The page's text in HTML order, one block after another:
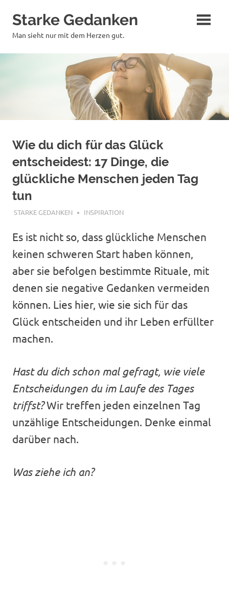
Inhalt
springen
Starke Gedanken
Man sieht nur mit dem Herzen gut.
Wie du dich für das Glück
entscheidest: 17 Dinge, die
glückliche Menschen jeden Tag
tun
MÄRZ 9, 2023
STARKE GEDANKEN INSPIRATION
Es ist nicht so, dass glückliche Menschen
keinen schweren Start haben können,
aber sie befolgen bestimmte Rituale, mit
denen sie negative Gedanken vermeiden
können. Lies hier, wie sie sich für das
Glück entscheiden und ihr Leben erfüllter
machen.
Hast du dich schon mal gefragt, wie viele
Entscheidungen du im Laufe des Tages
triffst?Wir treffen jeden einzelnen Tag
unzählige Entscheidungen. Denke einmal
darüber nach.
Was ziehe ich an?